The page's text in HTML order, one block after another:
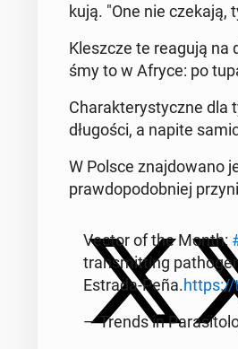
ku­ją. "One nie czekają,
Klesz­cze te reagują na
śmy to w Afryce: po
Cha­rak­te­ry­stycz­ne dla
dłu­go­ści, a napite
W Polsce znaj­do­wa­no
praw­do­po­dob­niej
Vector of the Month:
trans­mit­ting
Estrada-Peña.https://
— Trends in